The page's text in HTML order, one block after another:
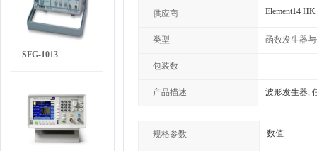
SFG-1013
供应商 Element14 HK
类型 函数发生器
包装数 --
产品描述 波形发生器,
规格参数 数值